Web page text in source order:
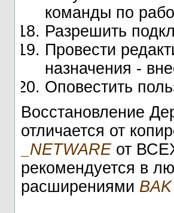
команды по
Разрешить
Провести
назначения -
Оповестить
Восстановление
отличается от
_NETWAREот
рекомендуется в
расширениями BAK